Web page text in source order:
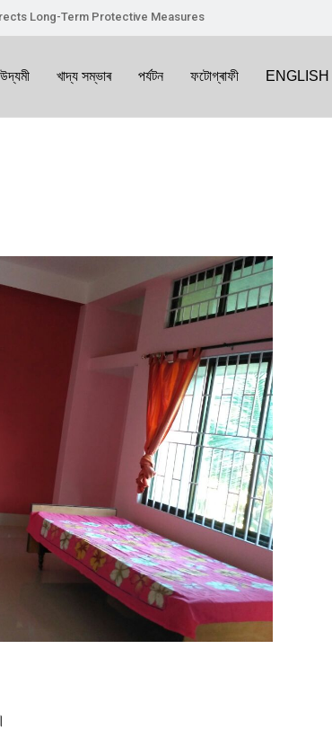
Long-Term Protective Measures
উদ্যমী খাদ্য সম্ভাৰ পৰ্যটন ফটোগ্ৰাফী ENGLISH